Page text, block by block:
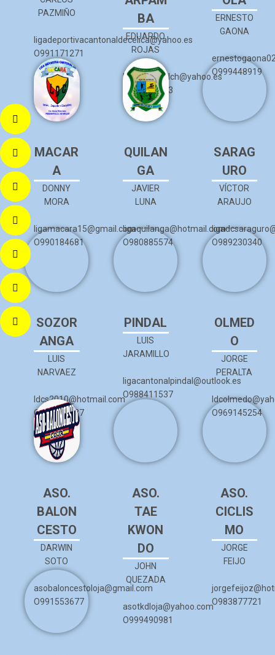
PAZMIÑO
ligadeportivacantonaldecelica@yahoo.es
O991171271
BA
EDUARDO
ROJAS
ligacantonalch@yahoo.es
O991213673
ERNESTO
GAONA
O999448919
MACAR
A
DONNY
MORA
ligamacara15@gmail.com
O990184681
QUILAN
GA
JAVIER
LUNA
ligaquilanga@hotmail.com
O980885574
SARAG
URO
VÍCTOR
ARAUJO
O989230340
SOZOR
ANGA
LUIS
NARVAEZ
ldcs2010@hotmail.com
O961956137
PINDAL
LUIS
JARAMILLO
ligacantonalpindal@outlook.es
O988411537
OLMED
O
JORGE
PERALTA
O969145254
ASO.
BALON
CESTO
DARWIN
SOTO
asobaloncestoloja@gmail.com
O991553677
ASO.
TAE
KWON
DO
JOHN
QUEZADA
asotkdloja@yahoo.com
O999490981
ASO.
CICLIS
MO
JORGE
FEIJO
O983877721